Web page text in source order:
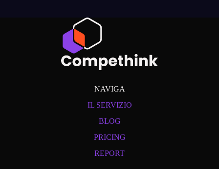
NAVIGA
IL SERVIZIO
BLOG
PRICING
REPORT